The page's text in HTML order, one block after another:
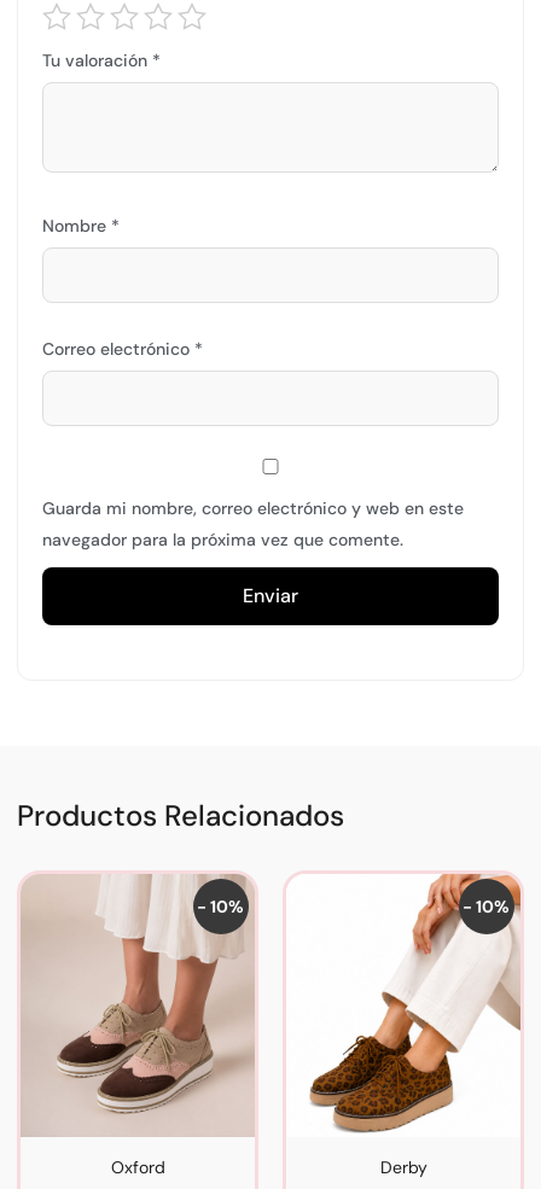
Tu valoración *
Nombre *
Correo electrónico *
Guarda mi nombre, correo electrónico y web en este
navegador para la próxima vez que comente.
Productos Relacionados
- 10%
Oxford
- 10%
Derby